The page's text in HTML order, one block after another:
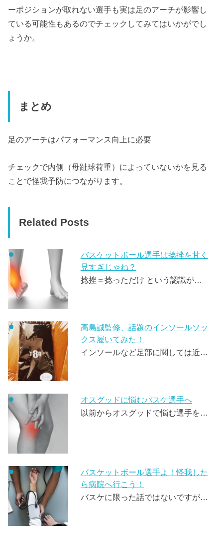
ーポジションが取れない選手も実は足のアーチが影響し
ている可能性もあるのでチェックしてみてはいかがでし
ょうか。
まとめ
足のアーチはパフォーマンス向上に必要
チェックで内側（母趾球荷重）によっていないかを見る
ことで怪我予防につながります。
Related Posts
バスケットボール選手は捻挫を甘く
見すぎじゃね？
捻挫＝捻っただけ という認識が…
高島誠監修、話題のインソールソッ
クス履いてみた！
インソールなど足部に関しては近…
オスグッドに悩むバスケ選手へ
以前からオスグッドで悩む選手を…
バスケットボール選手よ！怪我した
ら病院へ行こう！
バスケに限った話ではないですが…